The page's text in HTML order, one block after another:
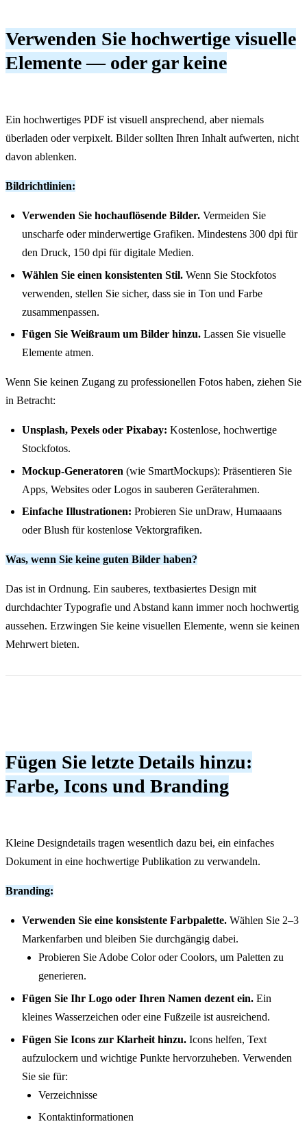
Verwenden Sie hochwertige visuelle
Elemente — oder gar keine
Ein hochwertiges PDF ist visuell ansprechend, aber niemals
überladen oder verpixelt. Bilder sollten Ihren Inhalt aufwerten, nicht
davon ablenken.
Bildrichtlinien:
Verwenden Sie hochauflösende Bilder. Vermeiden Sie
unscharfe oder minderwertige Grafiken. Mindestens 300 dpi für
den Druck, 150 dpi für digitale Medien.
Wählen Sie einen konsistenten Stil. Wenn Sie Stockfotos
verwenden, stellen Sie sicher, dass sie in Ton und Farbe
zusammenpassen.
Fügen Sie Weißraum um Bilder hinzu. Lassen Sie visuelle
Elemente atmen.
Wenn Sie keinen Zugang zu professionellen Fotos haben, ziehen Sie
in Betracht:
Unsplash, Pexels oder Pixabay: Kostenlose, hochwertige
Stockfotos.
Mockup-Generatoren (wie SmartMockups): Präsentieren Sie
Apps, Websites oder Logos in sauberen Geräterahmen.
Einfache Illustrationen: Probieren Sie unDraw, Humaaans
oder Blush für kostenlose Vektorgrafiken.
Was, wenn Sie keine guten Bilder haben?
Das ist in Ordnung. Ein sauberes, textbasiertes Design mit
durchdachter Typografie und Abstand kann immer noch hochwertig
aussehen. Erzwingen Sie keine visuellen Elemente, wenn sie keinen
Mehrwert bieten.
Fügen Sie letzte Details hinzu:
Farbe, Icons und Branding
Kleine Designdetails tragen wesentlich dazu bei, ein einfaches
Dokument in eine hochwertige Publikation zu verwandeln.
Branding:
Verwenden Sie eine konsistente Farbpalette. Wählen Sie 2–3
Markenfarben und bleiben Sie durchgängig dabei.
Probieren Sie Adobe Color oder Coolors, um Paletten zu
generieren.
Fügen Sie Ihr Logo oder Ihren Namen dezent ein. Ein
kleines Wasserzeichen oder eine Fußzeile ist ausreichend.
Fügen Sie Icons zur Klarheit hinzu. Icons helfen, Text
aufzulockern und wichtige Punkte hervorzuheben. Verwenden
Sie sie für:
Verzeichnisse
Kontaktinformationen